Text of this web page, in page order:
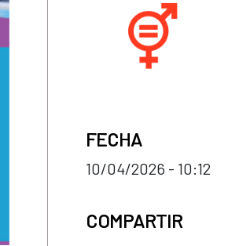
FECHA
10/04/2026 - 10:12
COMPARTIR